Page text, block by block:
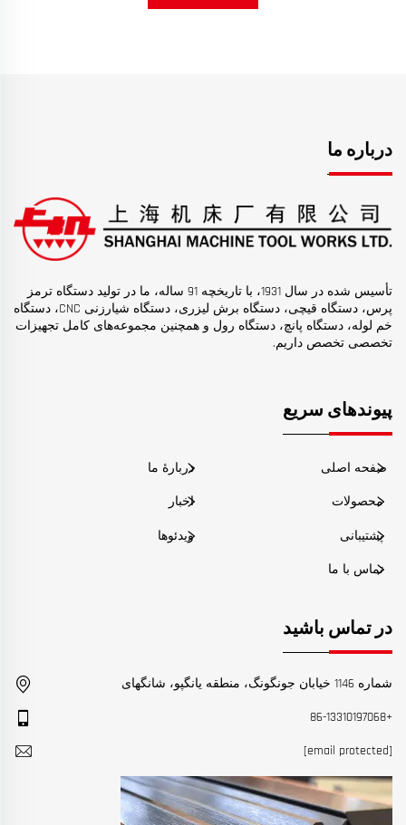
درباره ما
تأسیس شده در سال 1931، با تاریخچه 91 ساله، ما در تولید دستگاه ترمز
پرس، دستگاه قیچی، دستگاه برش لیزری، دستگاه شیارزنی CNC، دستگاه
خم لوله، دستگاه پانچ، دستگاه رول و همچنین مجموعه‌های کامل تجهیزات
تخصصی تخصص داریم.
پیوندهای سریع
صفحه اصلی دربارهٔ ما
محصولات اخبار
پشتیبانی ویدئوها
تماس با ما
در تماس باشید
شماره 1146 خیابان جونگونگ، منطقه یانگپو، شانگهای
+86-13310197068
[email protected]